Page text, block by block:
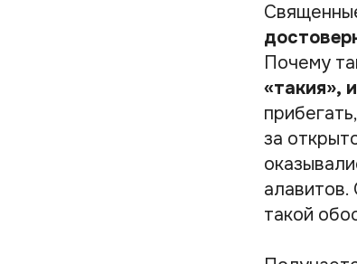
Почему
«такия»,
за
такой